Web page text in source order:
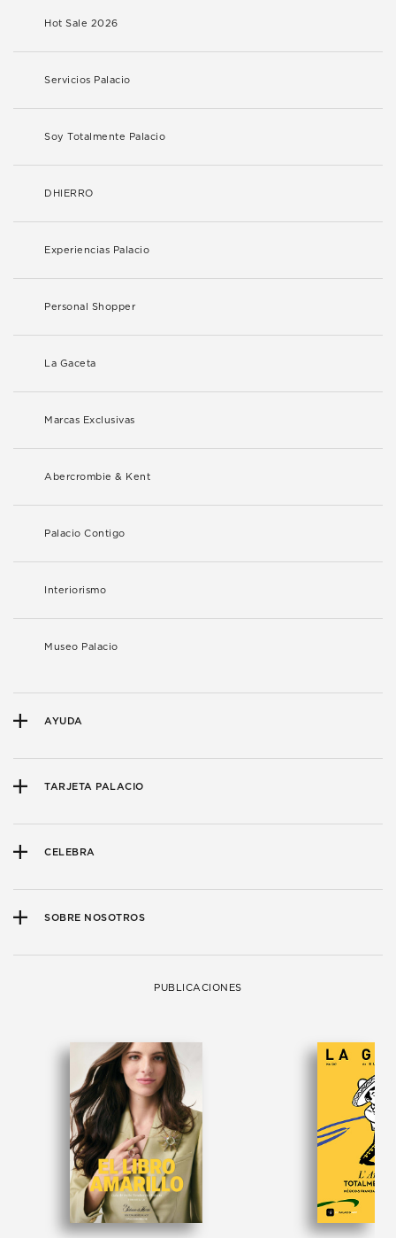
Hot Sale 2026
Servicios Palacio
Soy Totalmente Palacio
DHIERRO
Experiencias Palacio
Personal Shopper
La Gaceta
Marcas Exclusivas
Abercrombie & Kent
Palacio Contigo
Interiorismo
Museo Palacio
AYUDA
TARJETA PALACIO
CELEBRA
SOBRE NOSOTROS
PUBLICACIONES